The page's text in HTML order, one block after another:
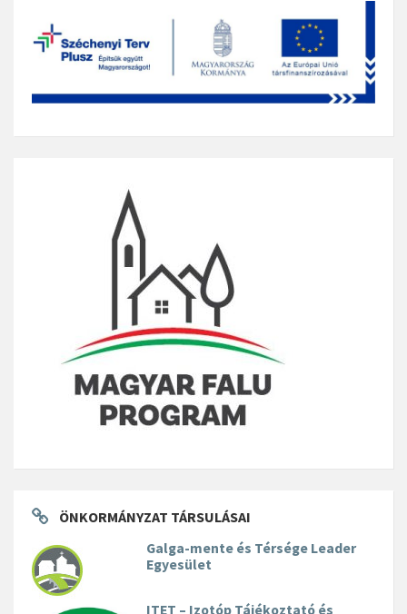
ÖNKORMÁNYZAT TÁRSULÁSAI
Galga-mente és Térsége Leader
Egyesület
ITET – Izotóp Tájékoztató és